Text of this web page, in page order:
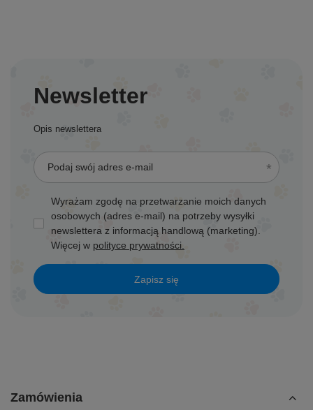
Newsletter
Opis newslettera
Podaj swój adres e-mail
Wyrażam zgodę na przetwarzanie moich danych
osobowych (adres e-mail) na potrzeby wysyłki
newslettera z informacją handlową (marketing).
Więcej w polityce prywatności.
Zapisz się
Zamówienia